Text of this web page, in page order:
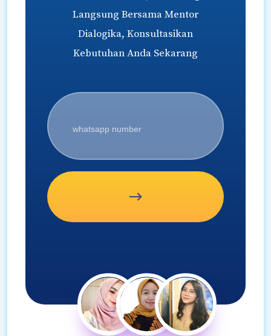
Langsung Bersama Mentor
Dialogika, Konsultasikan
Kebutuhan Anda Sekarang